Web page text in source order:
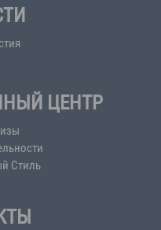
ЦЕНТР
Стиль